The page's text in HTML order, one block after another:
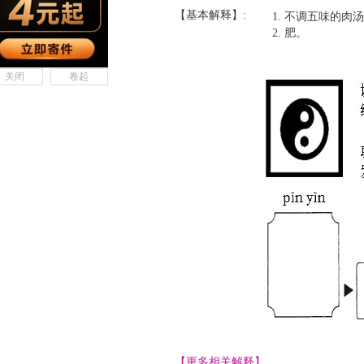
【基本解释】:
不调五味的肉
肥。
关闭 卷起